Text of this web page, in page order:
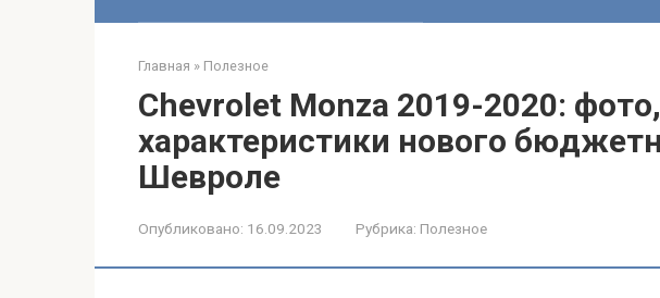
Главная » Полезное
Chevrolet Monza 2019-2020:
характеристики нового
Шевроле
Опубликовано: 16.09.2023 Рубрика: Полезное